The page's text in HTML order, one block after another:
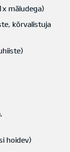
mäludega)
kõrvalistuja
hoidev)